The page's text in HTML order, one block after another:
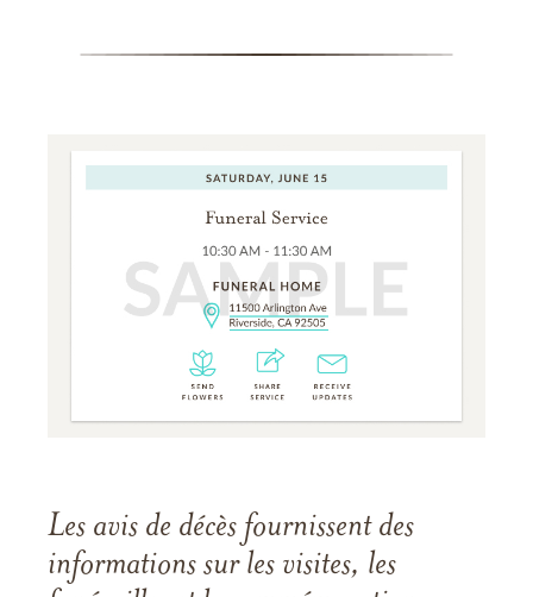
Les avis de décès fournissent des
informations sur les visites, les